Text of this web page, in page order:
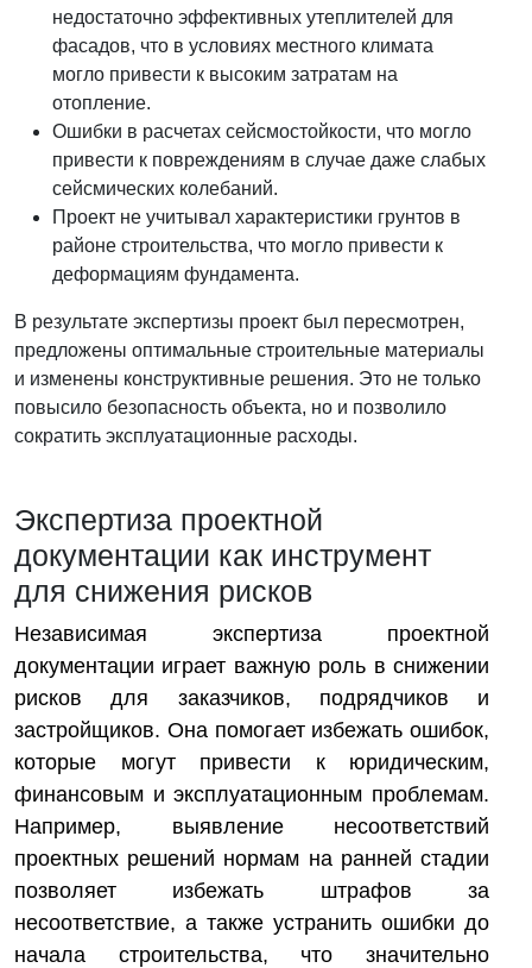
недостаточно эффективных утеплителей для
фасадов, что в условиях местного климата
могло привести к высоким затратам на
отопление.
Ошибки в расчетах сейсмостойкости, что могло
привести к повреждениям в случае даже слабых
сейсмических колебаний.
Проект не учитывал характеристики грунтов в
районе строительства, что могло привести к
деформациям фундамента.
В результате экспертизы проект был пересмотрен,
предложены оптимальные строительные материалы
и изменены конструктивные решения. Это не только
повысило безопасность объекта, но и позволило
сократить эксплуатационные расходы.
Экспертиза проектной
документации как инструмент
для снижения рисков
Независимая экспертиза проектной
документации играет важную роль в снижении
рисков для заказчиков, подрядчиков и
застройщиков. Она помогает избежать ошибок,
которые могут привести к юридическим,
финансовым и эксплуатационным проблемам.
Например, выявление несоответствий
проектных решений нормам на ранней стадии
позволяет избежать штрафов за
несоответствие, а также устранить ошибки до
начала строительства, что значительно